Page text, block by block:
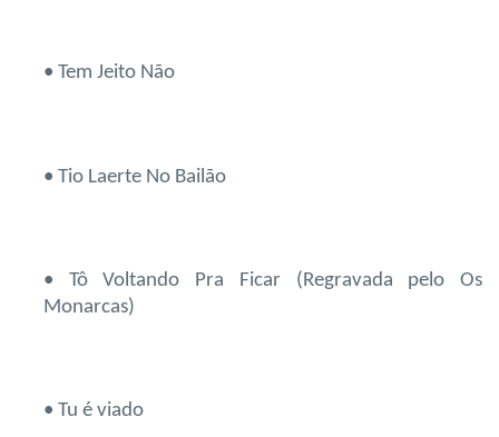
• Tem Jeito Não
• Tio Laerte No Bailão
• Tô Voltando Pra Ficar (Regravada pelo Os
Monarcas)
• Tu é viado